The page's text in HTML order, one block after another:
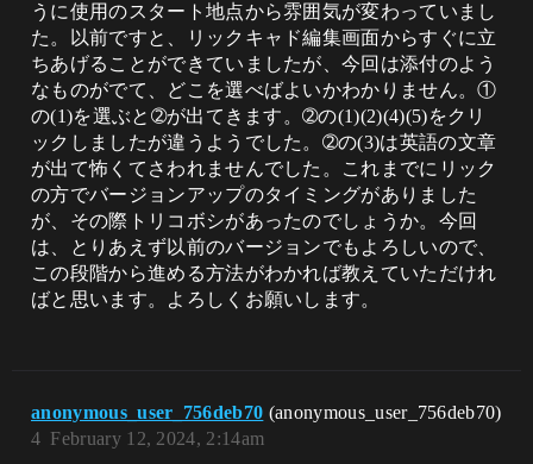
うに使用のスタート地点から雰囲気が変わっていまし
た。以前ですと、リックキャド編集画面からすぐに立
ちあげることができていましたが、今回は添付のよう
なものがでて、どこを選べばよいかわかりません。①
の(1)を選ぶと➁が出てきます。➁の(1)(2)(4)(5)をクリ
ックしましたが違うようでした。➁の(3)は英語の文章
が出て怖くてさわれませんでした。これまでにリック
の方でバージョンアップのタイミングがありました
が、その際トリコボシがあったのでしょうか。今回
は、とりあえず以前のバージョンでもよろしいので、
この段階から進める方法がわかれば教えていただけれ
ばと思います。よろしくお願いします。
anonymous_user_756deb70 (anonymous_user_756deb70)
February 12, 2024, 2:14am
4